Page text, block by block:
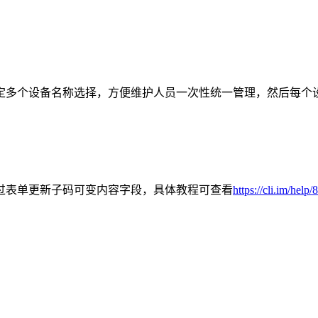
个设备名称选择，方便维护人员一次性统一管理，然后每
单更新子码可变内容字段，具体教程可查看https://cli.im/help/